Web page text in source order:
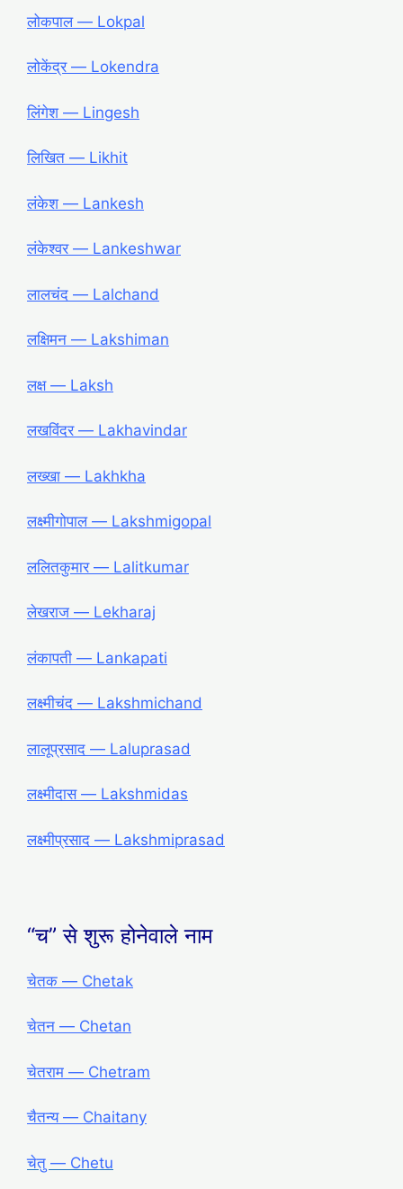
लोकपाल ― Lokpal
लोकेंद्र ― Lokendra
लिंगेश ― Lingesh
लिखित ― Likhit
लंकेश ― Lankesh
लंकेश्वर ― Lankeshwar
लालचंद ― Lalchand
लक्षिमन ― Lakshiman
लक्ष ― Laksh
लखविंदर ― Lakhavindar
लख्खा ― Lakhkha
लक्ष्मीगोपाल ― Lakshmigopal
ललितकुमार ― Lalitkumar
लेखराज ― Lekharaj
लंकापती ― Lankapati
लक्ष्मीचंद ― Lakshmichand
लालूप्रसाद ― Laluprasad
लक्ष्मीदास ― Lakshmidas
लक्ष्मीप्रसाद ― Lakshmiprasad
“च” से शुरू होनेवाले नाम
चेतक ― Chetak
चेतन ― Chetan
चेतराम ― Chetram
चैतन्य ― Chaitany
चेतु ― Chetu